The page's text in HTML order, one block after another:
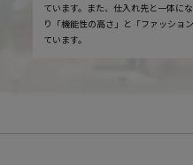
ています。また、仕入れ先と一体に
り「機能性の高さ」と「ファッショ
ています。